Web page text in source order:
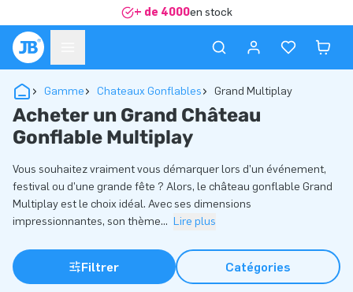
+ de 4000en stock
Gamme Chateaux Gonflables Grand Multiplay
Acheter un Grand Château
Gonflable Multiplay
Vous souhaitez vraiment vous démarquer lors d’un événement,
festival ou d’une grande fête ? Alors, le château gonflable Grand
Multiplay est le choix idéal. Avec ses dimensions
impressionnantes, son thème... Lire plus
Filtrer Catégories